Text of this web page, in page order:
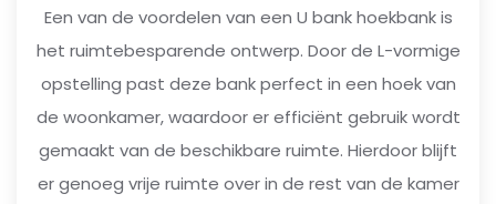
Een van de voordelen van een U bank hoekbank is
het ruimtebesparende ontwerp. Door de L-vormige
opstelling past deze bank perfect in een hoek van
de woonkamer, waardoor er efficiënt gebruik wordt
gemaakt van de beschikbare ruimte. Hierdoor blijft
er genoeg vrije ruimte over in de rest van de kamer